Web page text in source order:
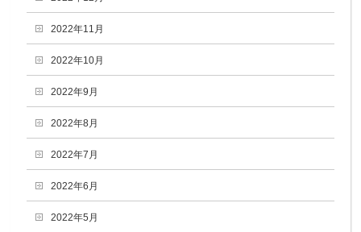
2022年11月
2022年10月
2022年9月
2022年8月
2022年7月
2022年6月
2022年5月